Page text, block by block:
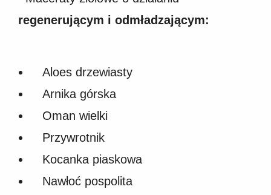
regenerującym i odmładzającym:
Aloes drzewiasty
Arnika górska
Oman wielki
Przywrotnik
Kocanka piaskowa
Nawłoć pospolita